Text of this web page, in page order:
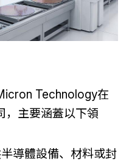
Technology在
，主要涵蓋以下領
導體設備、材料或封